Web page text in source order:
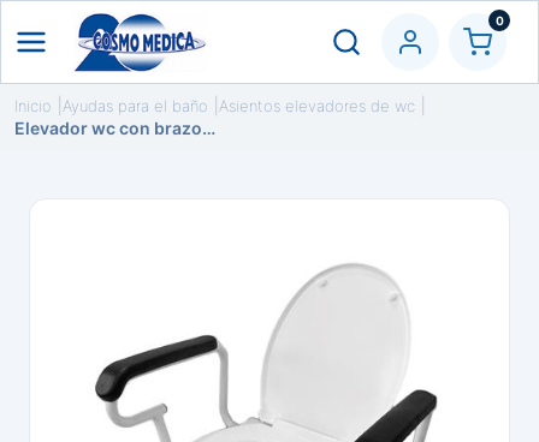
0
Inicio Ayudas para el baño Asientos elevadores de wc
Elevador wc con brazos abatibles